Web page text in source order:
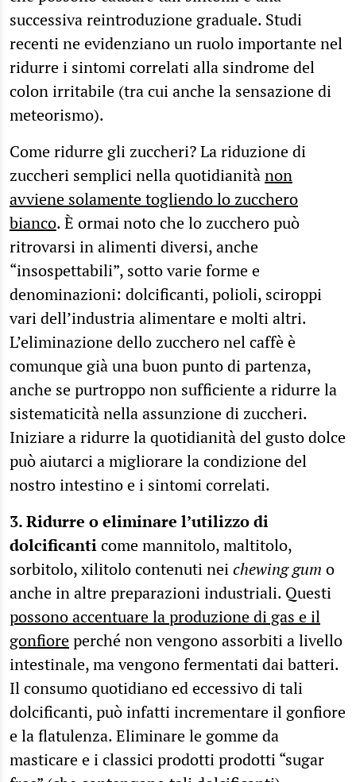
successiva reintroduzione graduale. Studi
recenti ne evidenziano un ruolo importante nel
ridurre i sintomi correlati alla sindrome del
colon irritabile (tra cui anche la sensazione di
meteorismo).
Come ridurre gli zuccheri? La riduzione di
zuccheri semplici nella quotidianitànon
avviene solamente togliendo lo zucchero
bianco. È ormai noto che lo zucchero può
ritrovarsi in alimenti diversi, anche
“insospettabili”, sotto varie forme e
denominazioni: dolcificanti, polioli, sciroppi
vari dell’industria alimentare e molti altri.
L’eliminazione dello zucchero nel caffè è
comunque già una buon punto di partenza,
anche se purtroppo non sufficiente a ridurre la
sistematicità nella assunzione di zuccheri.
Iniziare a ridurre la quotidianità del gusto dolce
può aiutarci a migliorare la condizione del
nostro intestino e i sintomi correlati.
3. Ridurre o eliminare l’utilizzo di
dolcificanticome mannitolo, maltitolo,
sorbitolo, xilitolo contenuti neichewing gum o
anche in altre preparazioni industriali. Questi
possono accentuare la produzione di gas e il
gonfioreperché non vengono assorbiti a livello
intestinale, ma vengono fermentati dai batteri.
Il consumo quotidiano ed eccessivo di tali
dolcificanti, può infatti incrementare il gonfiore
e la flatulenza. Eliminare le gomme da
masticare e i classici prodotti prodotti “sugar